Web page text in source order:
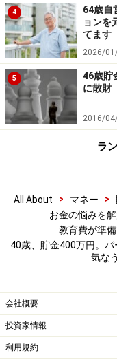
4
64歳自
ョンを
てます
2026/
5
46歳貯
に散財
2016/
ラ
All About > マネー >
お金の悩みを
教育費が準
40歳、貯金400万円。
気な
会社概要
投資家情報
利用規約